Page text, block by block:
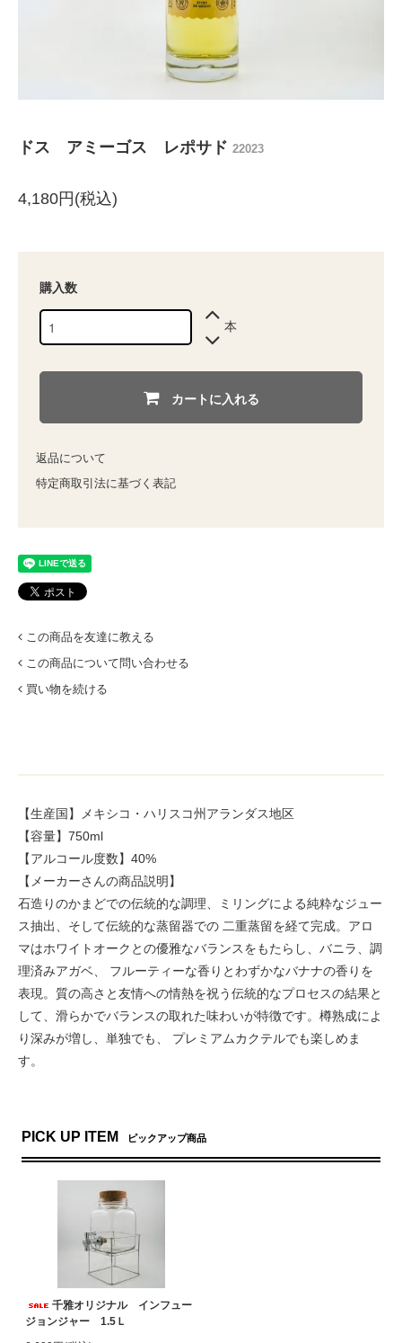
ドス アミーゴス レポサド 22023
4,180円(税込)
購入数
本
カートに入れる
返品について
特定商取引法に基づく表記
この商品を友達に教える
この商品について問い合わせる
買い物を続ける
【生産国】メキシコ・ハリスコ州アランダス地区
【容量】750ml
【アルコール度数】40%
【メーカーさんの商品説明】
石造りのかまどでの伝統的な調理、ミリングによる純粋なジュー
ス抽出、そして伝統的な蒸留器での 二重蒸留を経て完成。アロ
マはホワイトオークとの優雅なバランスをもたらし、バニラ、調
理済みアガベ、 フルーティーな香りとわずかなバナナの香りを
表現。質の高さと友情への情熱を祝う伝統的なプロセスの結果と
して、滑らかでバランスの取れた味わいが特徴です。樽熟成によ
り深みが増し、単独でも、 プレミアムカクテルでも楽しめま
す。
PICK UP ITEM ピックアップ商品
千雅オリジナル インフュー
ジョンジャー 1.5Ｌ